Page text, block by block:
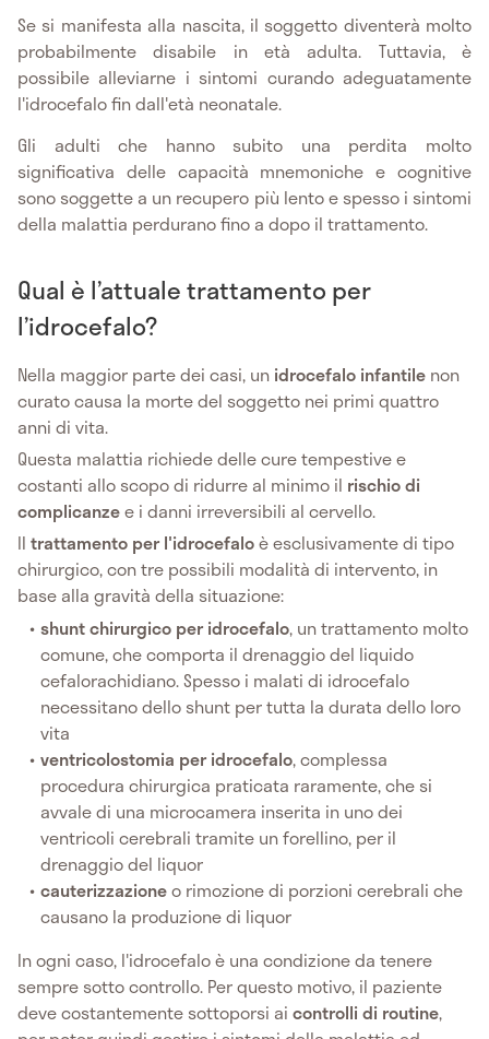
Se si manifesta alla nascita, il soggetto diventerà molto
probabilmente disabile in età adulta. Tuttavia, è
possibile alleviarne i sintomi curando adeguatamente
l'idrocefalo fin dall'età neonatale.
Gli adulti che hanno subito una perdita molto
significativa delle capacità mnemoniche e cognitive
sono soggette a un recupero più lento e spesso i sintomi
della malattia perdurano fino a dopo il trattamento.
Qual è l’attuale trattamento per
l’idrocefalo?
Nella maggior parte dei casi, un idrocefalo infantile non
curato causa la morte del soggetto nei primi quattro
anni di vita.
Questa malattia richiede delle cure tempestive e
costanti allo scopo di ridurre al minimo il rischio di
complicanzee i danni irreversibili al cervello.
Il trattamento per l'idrocefaloè esclusivamente di tipo
chirurgico, con tre possibili modalità di intervento, in
base alla gravità della situazione:
shunt chirurgico per idrocefalo, un trattamento molto
comune, che comporta il drenaggio del liquido
cefalorachidiano. Spesso i malati di idrocefalo
necessitano dello shunt per tutta la durata dello loro
vita
ventricolostomia per idrocefalo, complessa
procedura chirurgica praticata raramente, che si
avvale di una microcamera inserita in uno dei
ventricoli cerebrali tramite un forellino, per il
drenaggio del liquor
cauterizzazioneo rimozione di porzioni cerebrali che
causano la produzione di liquor
In ogni caso, l'idrocefalo è una condizione da tenere
sempre sotto controllo. Per questo motivo, il paziente
deve costantemente sottoporsi ai controlli di routine,